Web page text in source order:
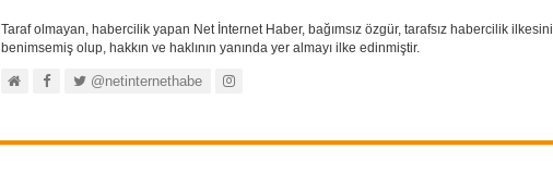
Taraf olmayan, habercilik yapan Net İnternet Haber, bağımsız özgür, tarafsız habercilik ilkesini
benimsemiş olup, hakkın ve haklının yanında yer almayı ilke edinmiştir.
@netinternethabe